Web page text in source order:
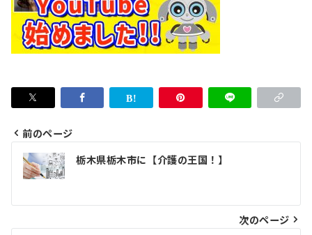
投
稿
ナ
ビ
前のページ
栃木県栃木市に【介護の王国！】
次のページ